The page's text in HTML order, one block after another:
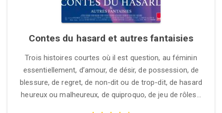
Contes du hasard et autres fantaisies
Trois histoires courtes où il est question, au féminin
essentiellement, d’amour, de désir, de possession, de
blessure, de regret, de non-dit ou de trop-dit, de hasard
heureux ou malheureux, de quiproquo, de jeu de rôles…